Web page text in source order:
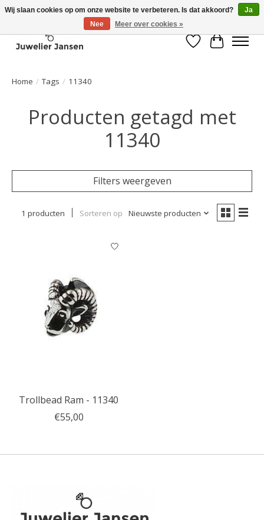
Verlanglijst
Home / Tags / 11340
Producten getagd met
11340
Filters weergeven
1 producten Sorteren op Nieuwste producten
Trollbead Ram - 11340
€55,00
Wij slaan cookies op om onze website te verbeteren. Is dat akkoord?
Ja
Nee
Meer over cookies »